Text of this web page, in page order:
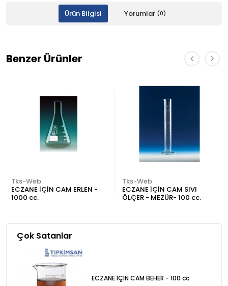
Ürün Bilgisi Yorumlar (0)
Benzer Ürünler
Tks-Web
ECZANE İÇİN CAM ERLEN -
1000 cc.
Tks-Web
ECZANE İÇİN CAM SIVI
ÖLÇER - MEZÜR- 100 cc.
Çok Satanlar
ECZANE İÇİN CAM BEHER - 100 cc.